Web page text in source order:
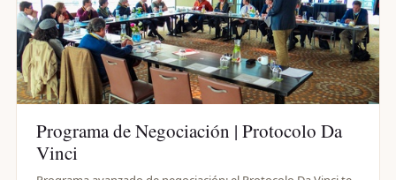
Programa de Negociación | Protocolo Da
Vinci